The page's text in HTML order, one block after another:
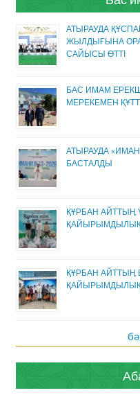
АТЫРАУДА
ЖЫЛДЫҒЫНА
САЙЫСЫ ӨТТІ
БАС ИМАМ
МЕРЕКЕМЕН
АТЫРАУДА
БАСТАЛДЫ
ҚҰРБАН АЙТТЫҢ
ҚАЙЫРЫМДЫЛЫҚ
ҚҰРБАН АЙТТЫҢ